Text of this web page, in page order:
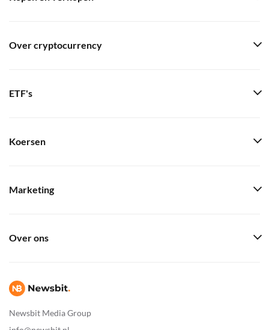
Newsbit Media Group
Over cryptocurrency
ETF's
Koersen
Marketing
Over ons